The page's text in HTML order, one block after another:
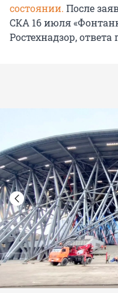
состоянии. После
СКА 16 июля
Ростехнадзор, ответа